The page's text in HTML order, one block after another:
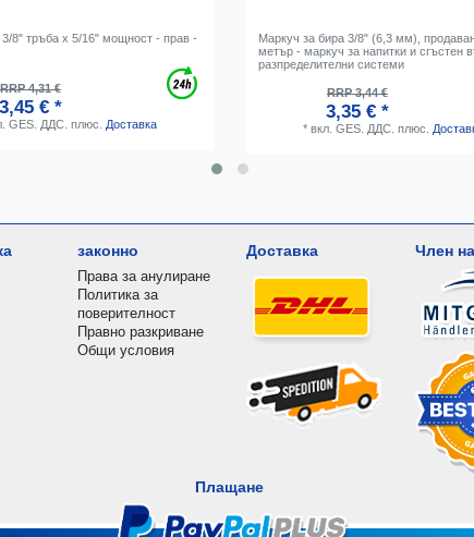
8" тръба x 5/16" мощност - прав -
RRP 4,31 €
3,45 € *
GES. ДДС. плюс. Доставка
Маркуч за бира 3/8" (6,3 мм),
метър - маркуч за напитки и сгъстен
разпределителни системи
RRP 3,44 €
3,35 € *
* вкл. GES. ДДС. плюс.
законно
Права за анулиране
Политика за
поверителност
Правно разкриване
Общи условия
Доставка Член
Плащане